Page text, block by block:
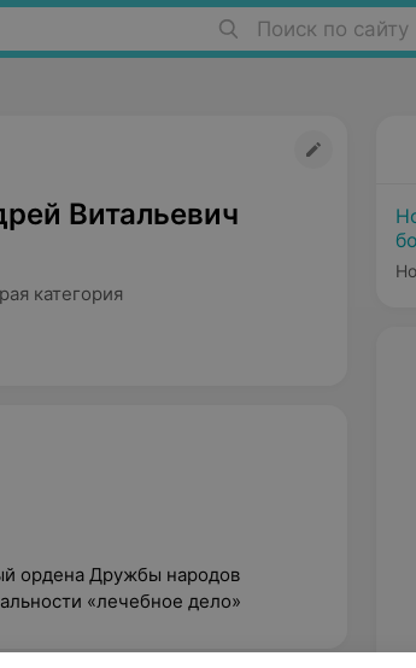
Поиск по сайту
Витальевич
категория
ордена Дружбы народов
«лечебное дело»